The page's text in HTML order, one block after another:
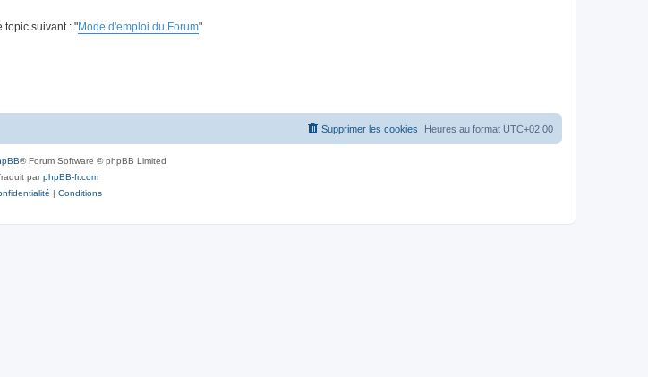
topic suivant : "Mode d'emploi du Forum"
Heures au format UTC+02:00
Supprimer les cookies
® Forum Software © phpBB Limited
parphpBB-fr.com
| Conditions